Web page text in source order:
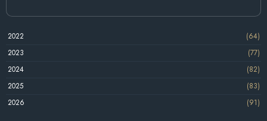
2022
(64)
2023
(77)
2024
(82)
2025
(83)
2026
(91)